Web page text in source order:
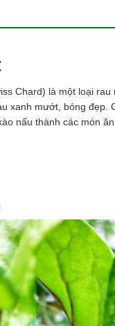
Chard) là một loại
xanh mướt, bóng
nấu thành các món ăn